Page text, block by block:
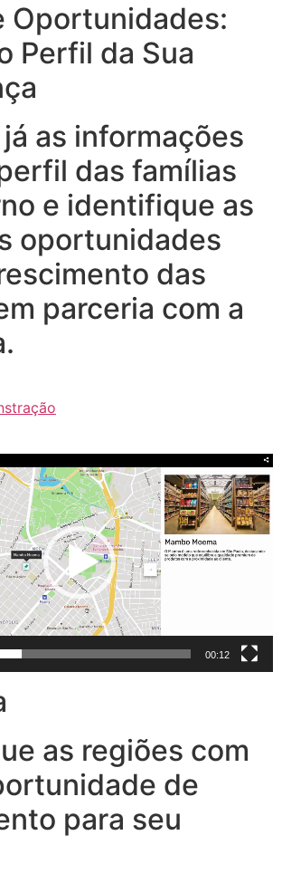
Oportunidades:
Perfil da Sua
as informações
das famílias
e identifique as
oportunidades
das
parceria com a
00:12
as regiões com
de
para seu